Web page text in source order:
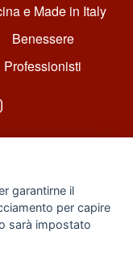
e Made in Italy
Benessere
Professionisti
LTD, Forest House
England, E11 1HT.
garantirne il
per capire
sarà impostato